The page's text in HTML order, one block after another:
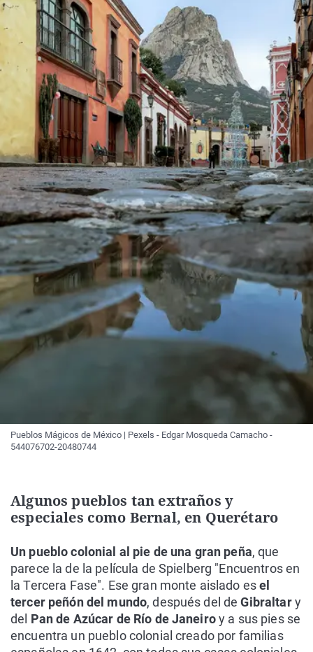
Pueblos Mágicos de México | Pexels - Edgar Mosqueda Camacho -
544076702-20480744
Algunos pueblos tan extraños y
especiales como Bernal, en Querétaro
Un pueblo colonial al pie de una gran peña, que
parece la de la película de Spielberg "Encuentros en
la Tercera Fase". Ese gran monte aislado esel
tercer peñón del mundo, después del deGibraltary
del Pan de Azúcar de Río de Janeiroy a sus pies se
encuentra un pueblo colonial creado por familias